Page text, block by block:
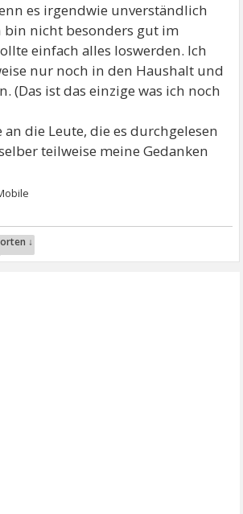
es irgendwie unverständlich
bin nicht besonders gut im
einfach alles loswerden. Ich
nur noch in den Haushalt und
(Das ist das einzige was ich noch
an die Leute, die es durchgelesen
teilweise meine Gedanken
↓